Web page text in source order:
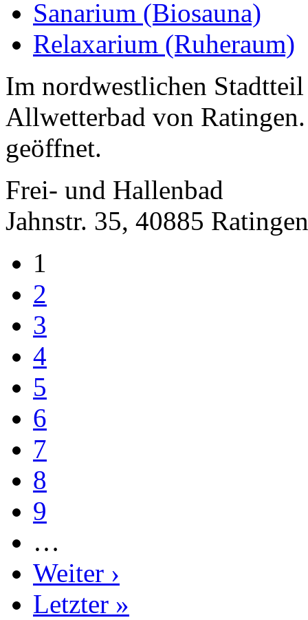
Sanarium (Biosauna)
Relaxarium (Ruheraum)
Im nordwestlichen
Allwetterbad von
geöffnet.
Frei- und Hallenbad
Jahnstr. 35, 40885 Ratingen
1
2
3
4
5
6
7
8
9
…
Weiter ›
Letzter »